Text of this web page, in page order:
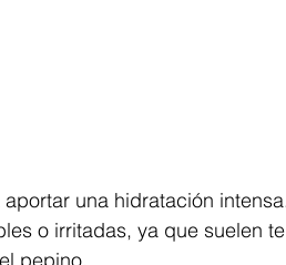
una hidratación
o irritadas, ya que suelen